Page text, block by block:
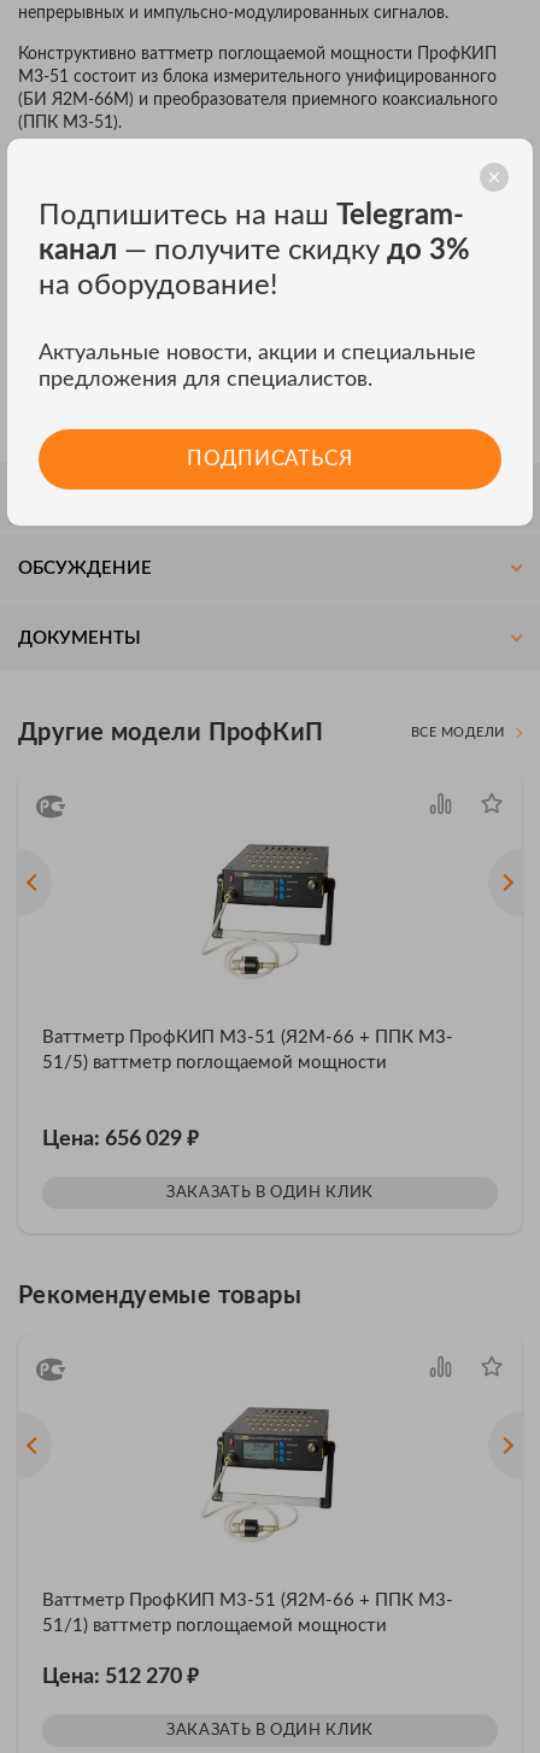
непрерывных и импульсно-модулированных сигналов.
Конструктивно ваттметр поглощаемой мощности ПрофКИП
М3-51 состоит из блока измерительного унифицированного
(БИ Я2М-66М) и преобразователя приемного коаксиального
(ППК М3-51).
Отличительные особенности ваттметра ПрофКИП М3-51 с ППК
Диапазон рабочих частот: 0,01 ГГц … 4 ГГц;
Диапазон измерения мощности: 1 мкВт … 10 мВт;
БИ выполнен на базе металлического несущего корпуса
Интуитивно понятное меню;
Измерение мощности в W и dBm;
ОБСУЖДЕНИЕ
ДОКУМЕНТЫ
Другие модели ПрофКиП ВСЕ МОДЕЛИ
Ваттметр ПрофКИП М3-51 (Я2М-66 + ППК М3-
51/5) ваттметр поглощаемой мощности
Цена: 656 029 ₽
ЗАКАЗАТЬ В ОДИН КЛИК
Рекомендуемые товары
Ваттметр ПрофКИП М3-51 (Я2М-66 + ППК М3-
51/1) ваттметр поглощаемой мощности
Цена: 512 270 ₽
ЗАКАЗАТЬ В ОДИН КЛИК
Подпишитесь на наш Telegram-
канал — получите скидку до 3%
на оборудование!
Актуальные новости, акции и специальные
предложения для специалистов.
ПОДПИСАТЬСЯ